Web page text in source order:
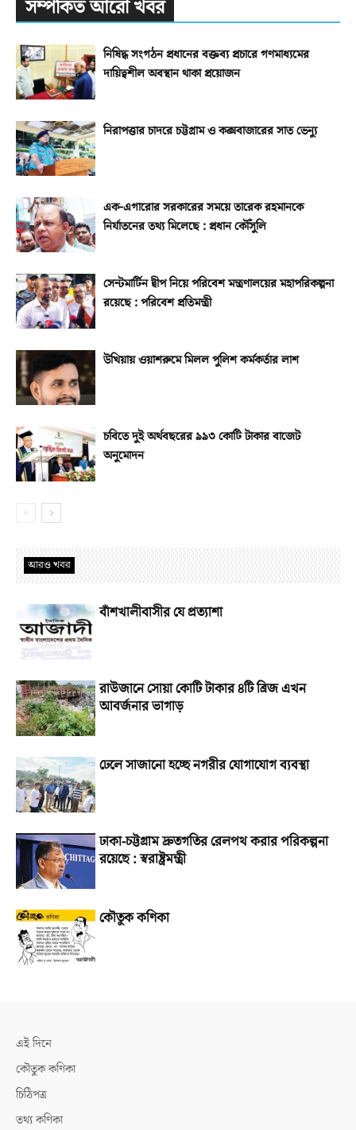
সম্পর্কিত আরো খবর
নিষিদ্ধ সংগঠন প্রধানের বক্তব্য প্রচারে গণমাধ্যমের
দায়িত্বশীল অবস্থান থাকা প্রয়োজন
নিরাপত্তার চাদরে চট্টগ্রাম ও কক্সবাজারের সাত ভেন্যু
এক-এগারোর সরকারের সময়ে তারেক রহমানকে
নির্যাতনের তথ্য মিলেছে : প্রধান কৌঁসুলি
সেন্টমার্টিন দ্বীপ নিয়ে পরিবেশ মন্ত্রণালয়ের মহাপরিকল্পনা
রয়েছে : পরিবেশ প্রতিমন্ত্রী
উখিয়ায় ওয়াশরুমে মিলল পুলিশ কর্মকর্তার লাশ
চবিতে দুই অর্থবছরের ৯৯৩ কোটি টাকার বাজেট
অনুমোদন
আরও খবর
বাঁশখালীবাসীর যে প্রত্যাশা
রাউজানে সোয়া কোটি টাকার ৪টি ব্রিজ এখন
আবর্জনার ভাগাড়
ঢেলে সাজানো হচ্ছে নগরীর যোগাযোগ ব্যবস্থা
ঢাকা-চট্টগ্রাম দ্রুতগতির রেলপথ করার পরিকল্পনা
রয়েছে : স্বরাষ্ট্রমন্ত্রী
কৌতুক কণিকা
এই দিনে
কৌতুক কণিকা
চিঠিপত্র
তথ্য কণিকা